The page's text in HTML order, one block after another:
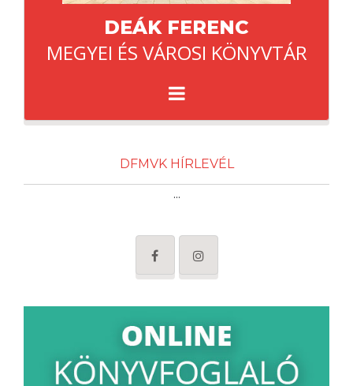
DEÁK FERENC
MEGYEI ÉS VÁROSI KÖNYVTÁR
DFMVK HÍRLEVÉL
...